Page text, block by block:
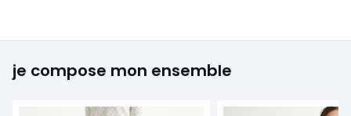
je compose mon ensemble